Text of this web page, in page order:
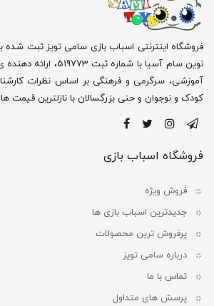
فروشگاه اینترنتی اسباب بازی سامی تویز ثبت شده
نوین سام آسیا با شماره
آموزشی، سرگرمی و فرهنگی بر اساس نظرات
کودک و نوجوان و حتی بزرگسالان با نازلترین قیمت
فروشگاه اسباب بازی
فروش ویژه
جدیدترین اسباب بازی ها
پرفروش ترین محصولات
درباره سامی تویز
تماس با ما
پرسش های متداول